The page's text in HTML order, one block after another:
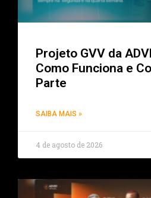
Projeto GVV da
Como Funciona e
Parte
SAIBA MAIS »
4 de agosto de 2026